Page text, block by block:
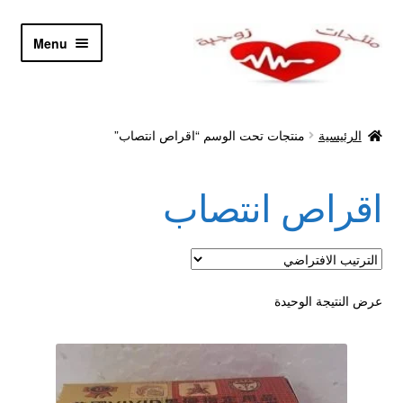
Skip
Skip
Menu
أدوية تكبير و تضخيم العضو
اتصل بنا
اتمام الطلب
ادوية تخسيس
اكسسوارات مثيره
الرئيسية منتجات تحت الوسم “اقراص انتصاب”
اقراص انتصاب
عرض النتيجة الوحيدة